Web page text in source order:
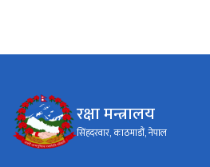
रक्षा मन्त्रालय
सिंहदरवार, काठमाडौं, नेपाल